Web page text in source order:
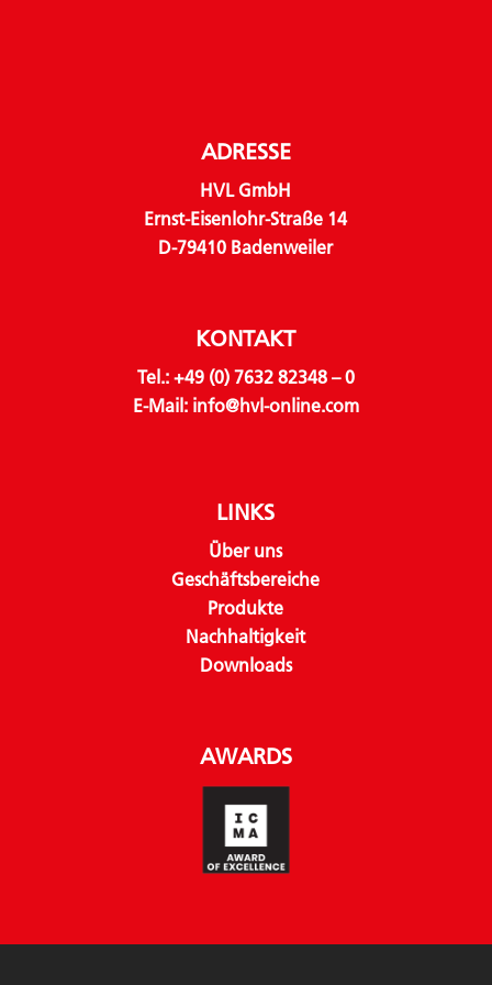
ADRESSE
HVL GmbH
Ernst-Eisenlohr-Straße 14
D-79410 Badenweiler
KONTAKT
Tel.: +49 (0) 7632 82348 – 0
E-Mail: info@hvl-online.com
LINKS
Über uns
Geschäftsbereiche
Produkte
Nachhaltigkeit
Downloads
AWARDS